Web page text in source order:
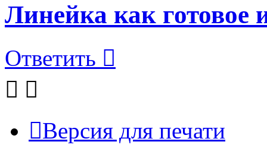
Линейка как готовое
Ответить
Версия для печати